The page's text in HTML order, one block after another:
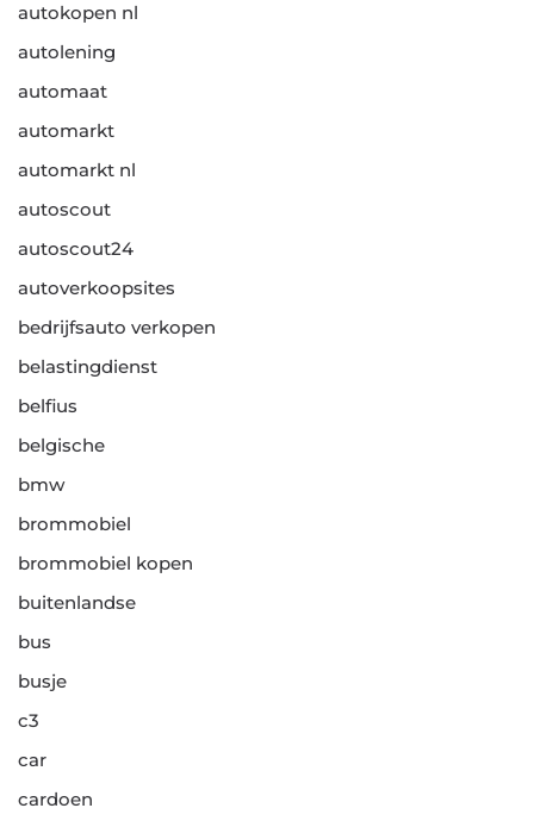
autokopen nl
autolening
automaat
automarkt
automarkt nl
autoscout
autoscout24
autoverkoopsites
bedrijfsauto verkopen
belastingdienst
belfius
belgische
bmw
brommobiel
brommobiel kopen
buitenlandse
bus
busje
c3
car
cardoen